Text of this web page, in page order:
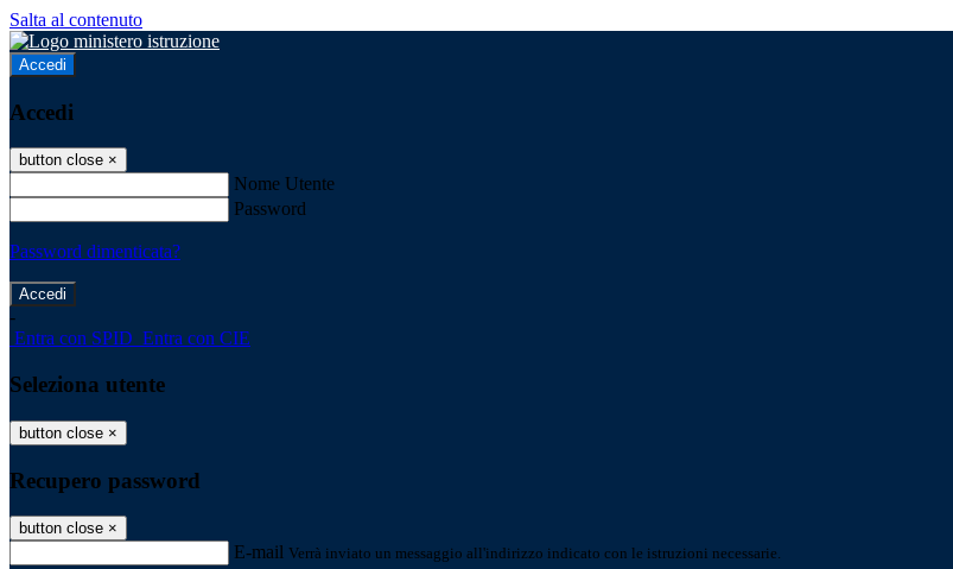
Salta al contenuto
Accedi
Accedi
button close ×
Nome Utente
Password
Password dimenticata?
-
Entra con SPID Entra con CIE
Seleziona utente
button close ×
Recupero password
button close ×
E-mail Verrà inviato un messaggio all'indirizzo indicato con le istruzioni necessarie.